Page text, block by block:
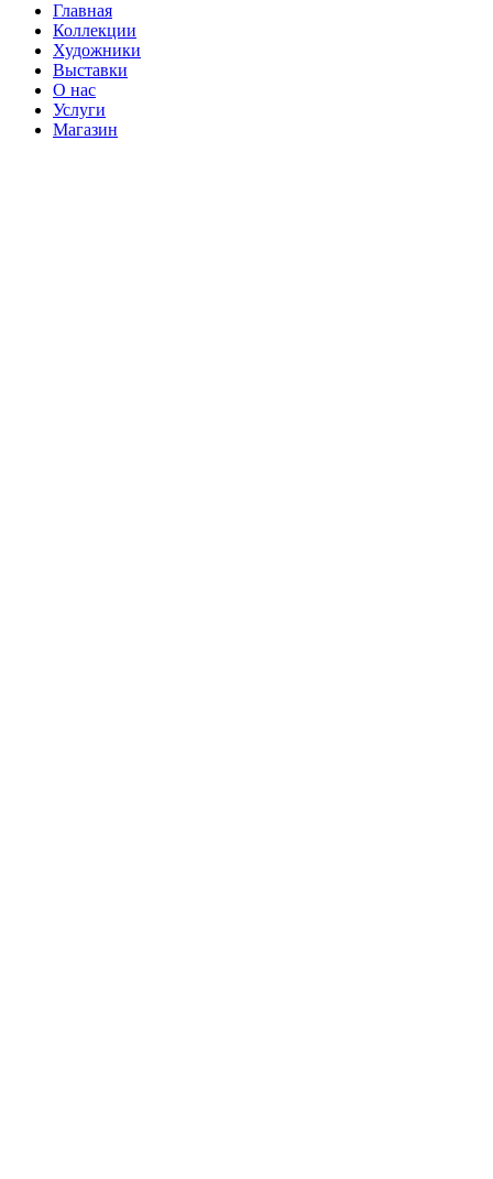
Главная
Коллекции
Художники
Выставки
О нас
Услуги
Магазин